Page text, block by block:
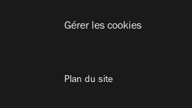
Gérer les cookies
Plan du site